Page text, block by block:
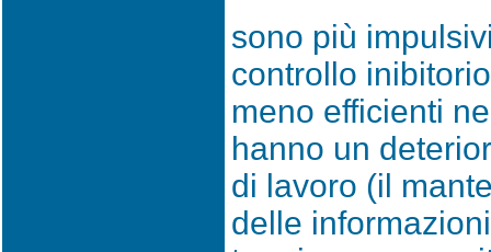
sono più
controllo
meno efficienti
hanno un
di lavoro (il
delle